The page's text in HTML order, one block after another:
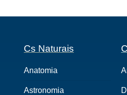
Cs Naturais
Anatomia
Astronomia